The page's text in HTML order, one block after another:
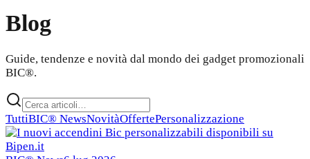
Blog
Guide, tendenze e novità dal mondo dei gadget promozionali
BIC®.
TuttiBIC® NewsNovitàOffertePersonalizzazione